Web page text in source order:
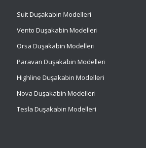
SuitDuşakabin Modelleri
Vento Duşakabin Modelleri
Orsa Duşakabin Modelleri
Paravan Duşakabin Modelleri
Highline Duşakabin Modelleri
Nova Duşakabin Modelleri
Tesla Duşakabin Modelleri